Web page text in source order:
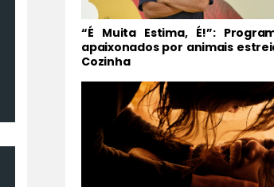
“É Muita Estima, É!”:
apaixonados por animais
Cozinha